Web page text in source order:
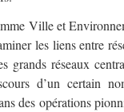
Ville et
les liens entre
grands réseaux
d’un certain
des opérations